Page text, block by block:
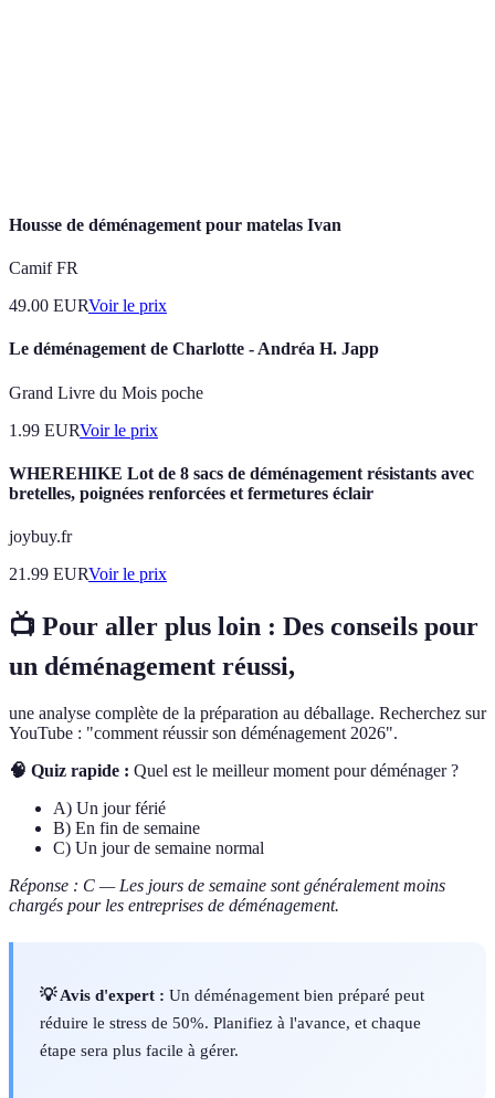
Housse de déménagement pour matelas Ivan
Camif FR
49.00 EURVoir le prix
Le déménagement de Charlotte - Andréa H. Japp
Grand Livre du Mois poche
1.99 EURVoir le prix
WHEREHIKE Lot de 8 sacs de déménagement résistants avec
bretelles, poignées renforcées et fermetures éclair
joybuy.fr
21.99 EURVoir le prix
📺 Pour aller plus loin : Des conseils pour
un déménagement réussi,
une analyse complète de la préparation au déballage. Recherchez sur
YouTube : "comment réussir son déménagement 2026".
🧠 Quiz rapide : Quel est le meilleur moment pour déménager ?
A) Un jour férié
B) En fin de semaine
C) Un jour de semaine normal
Réponse : C — Les jours de semaine sont généralement moins
chargés pour les entreprises de déménagement.
💡 Avis d'expert : Un déménagement bien préparé peut
réduire le stress de 50%. Planifiez à l'avance, et chaque
étape sera plus facile à gérer.